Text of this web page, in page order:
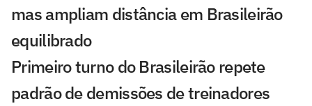
mas ampliam distância em Brasileirão
equilibrado
Primeiro turno do Brasileirão repete
padrão de demissões de treinadores